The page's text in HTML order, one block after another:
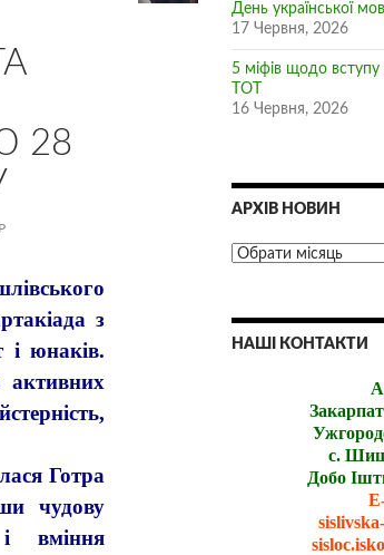
28
з
і юнаків.
активних
Готра
чудову
і вміння
День української
17 Червня, 2026
5 міфів щодо вступу
ТОТ
16 Червня, 2026
АРХІВ НОВИН
НАШІ КОНТАКТИ
с.
Добо